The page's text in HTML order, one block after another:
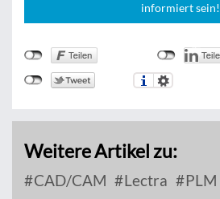
informiert sein!
Weitere Artikel zu:
CAD/CAM Lectra PLM